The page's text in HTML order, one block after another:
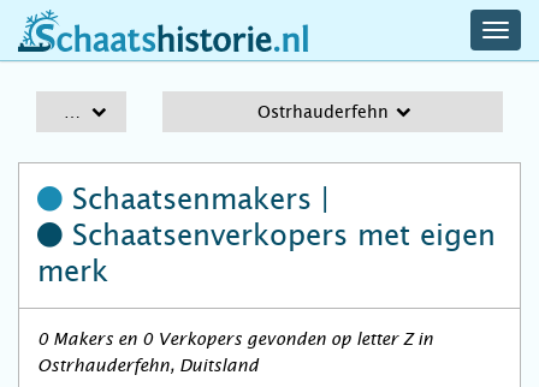
schaatshistorie.nl
Ostrhauderfehn
Schaatsenmakers |
Schaatsenverkopers met eigen
merk
0 Makers en 0 Verkopers gevonden op letter Z in
Ostrhauderfehn, Duitsland